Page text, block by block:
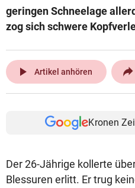
geringen Schneelage
zog sich schwere
play_arrow Artikel anhören
Kronen
Der 26-Jährige kollerte
Blessuren erlitt. Er trug